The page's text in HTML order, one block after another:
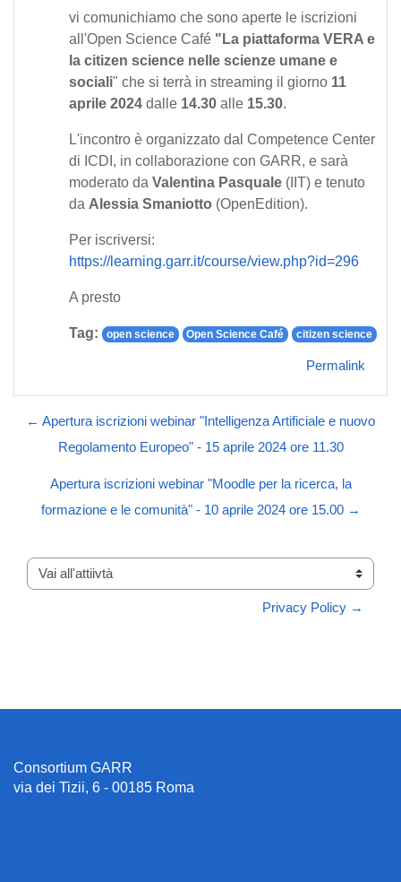
vi comunichiamo che sono aperte le iscrizioni
all'Open Science Café "La piattaforma VERA e
la citizen science nelle scienze umane e
sociali" che si terrà in streaming il giorno 11
aprile 2024 dalle 14.30 alle 15.30.
L'incontro è organizzato dal Competence Center
di ICDI, in collaborazione con GARR, e sarà
moderato da Valentina Pasquale (IIT) e tenuto
da Alessia Smaniotto (OpenEdition).
Per iscriversi:
https://learning.garr.it/course/view.php?id=296
A presto
Tag: open science Open Science Café citizen science
Permalink
← Apertura iscrizioni webinar "Intelligenza Artificiale e nuovo
Regolamento Europeo" - 15 aprile 2024 ore 11.30
Apertura iscrizioni webinar "Moodle per la ricerca, la
formazione e le comunità" - 10 aprile 2024 ore 15.00 →
Vai all'attiivtà
Privacy Policy →
Consortium GARR
via dei Tizii, 6 - 00185 Roma